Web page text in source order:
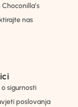
Choconilla’s
nas
sigurnosti
poslovanja